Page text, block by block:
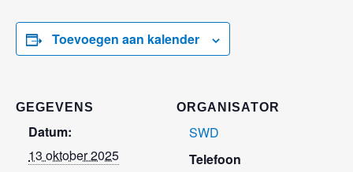
Toevoegen aan kalender
GEGEVENS
Datum:
13 oktober 2025
ORGANISATOR
SWD
Telefoon